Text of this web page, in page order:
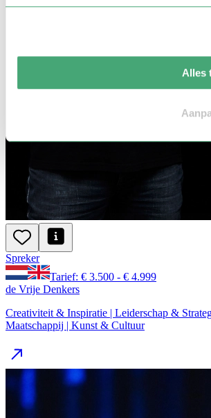
Alles
Spreker
Tarief: € 3.500 - € 4.999
de Vrije Denkers
Creativiteit & Inspiratie | Leiderschap &
Maatschappij | Kunst & Cultuur